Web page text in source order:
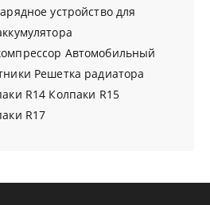
устройство для
Автомобильный
Решетка радиатора
R14 Колпаки R15
R17